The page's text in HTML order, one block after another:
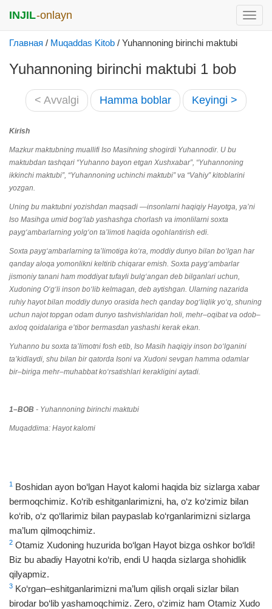
меню
INJIL-onlayn
Главная / Muqaddas Kitob / Yuhannoning birinchi maktubi
Yuhannoning birinchi maktubi 1 bob
< Avvalgi Hamma boblar Keyingi >
Kirish
Mazkur maktubning muallifi Iso Masihning shogirdi Yuhannodir. U bu
maktubdan tashqari “Yuhanno bayon etgan Xushxabar”, “Yuhannoning
ikkinchi maktubi”, “Yuhannoning uchinchi maktubi” va “Vahiy” kitoblarini
yozgan.
Uning bu maktubni yozishdan maqsadi —insonlarni haqiqiy Hayotga, ya’ni
Iso Masihga umid bog‘lab yashashga chorlash va imonlilarni soxta
payg‘ambarlarning yolg‘on ta’limoti haqida ogohlantirish edi.
Soxta payg‘ambarlarning ta’limotiga ko‘ra, moddiy dunyo bilan bo‘lgan har
qanday aloqa yomonlikni keltirib chiqarar emish. Soxta payg‘ambarlar
jismoniy tanani ham moddiyat tufayli bulg‘angan deb bilganlari uchun,
Xudoning O‘g‘li inson bo‘lib kelmagan, deb aytishgan. Ularning nazarida
ruhiy hayot bilan moddiy dunyo orasida hech qanday bog‘liqlik yo‘q, shuning
uchun najot topgan odam dunyo tashvishlaridan holi, mehr–oqibat va odob–
axloq qoidalariga e’tibor bermasdan yashashi kerak ekan.
Yuhanno bu soxta ta’limotni fosh etib, Iso Masih haqiqiy inson bo‘lganini
ta’kidlaydi, shu bilan bir qatorda Isoni va Xudoni sevgan hamma odamlar
bir–biriga mehr–muhabbat ko‘rsatishlari kerakligini aytadi.
1–BOB - Yuhannoning birinchi maktubi
Muqaddima: Hayot kalomi
1
Boshidan ayon bo‘lgan Hayot kalomi haqida biz sizlarga xabar
bermoqchimiz. Ko‘rib eshitganlarimizni, ha, o‘z ko‘zimiz bilan
ko‘rib, o‘z qo‘llarimiz bilan paypaslab ko‘rganlarimizni sizlarga
ma’lum qilmoqchimiz.
2 Otamiz Xudoning huzurida bo‘lgan Hayot bizga oshkor bo‘ldi!
Biz bu abadiy Hayotni ko‘rib, endi U haqda sizlarga shohidlik
qilyapmiz.
3 Ko‘rgan–eshitganlarimizni ma’lum qilish orqali sizlar bilan
birodar bo‘lib yashamoqchimiz. Zero, o‘zimiz ham Otamiz Xudo